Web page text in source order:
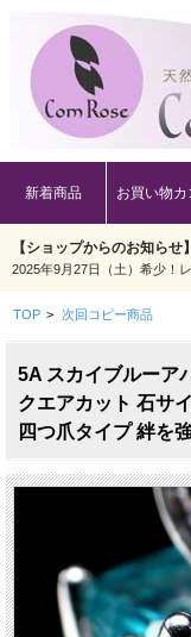
新着商品 お買い物カ
【ショップからのお知らせ】
2025年9月27日（土）希少！
TOP > 次回コピー商品
5A スカイブルーア
クエアカット 石サ
四つ爪タイプ 絆を